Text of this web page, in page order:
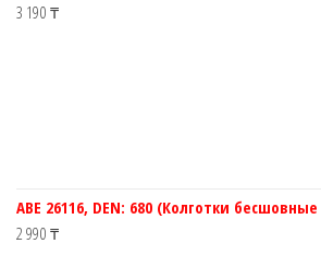
3 190 ₸
ABE 26116, DEN: 680 (Колготки
2 990 ₸